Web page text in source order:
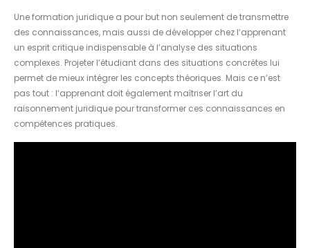
Une formation juridique a pour but non seulement de transmettre
des connaissances, mais aussi de développer chez l’apprenant
un esprit critique indispensable à l’analyse des situations
complexes. Projeter l’étudiant dans des situations concrètes lui
permet de mieux intégrer les concepts théoriques. Mais ce n’est
pas tout : l’apprenant doit également maîtriser l’art du
raisonnement juridique pour transformer ces connaissances en
compétences pratiques.